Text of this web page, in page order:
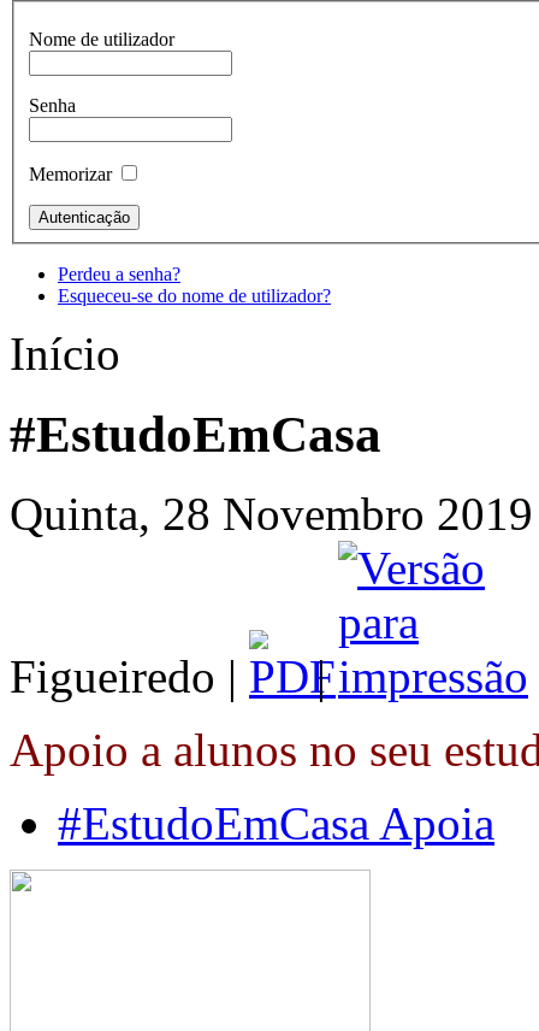
Nome de utilizador
Senha
Memorizar
Perdeu a senha?
Esqueceu-se do nome de utilizador?
Início
#EstudoEmCasa
Quinta, 28 Novembro
Figueiredo | |
Apoio a alunos no seu
#EstudoEmCasa Apoia